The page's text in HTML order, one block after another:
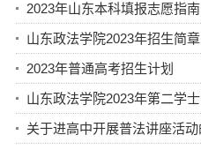
2023年山东本科填报志愿指南
山东政法学院2023年招生简
2023年普通高考招生计划
山东政法学院2023年第二学
关于进高中开展普法讲座活动